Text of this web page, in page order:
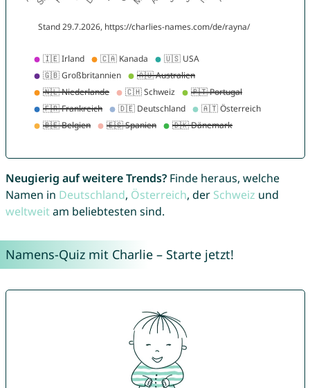
Neugierig auf weitere Trends?Finde heraus, welche
Namen in Deutschland, Österreich, der Schweiz und
weltweitam beliebtesten sind.
Namens-Quiz mit Charlie – Starte jetzt!